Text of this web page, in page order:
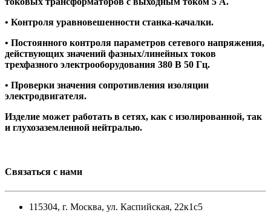
• Контроля уравновешенности станка-качалки.
• Постоянного контроля параметров сетевого напряжения,
действующих значений фазных/линейных токов
трехфазного электрооборудования 380 В 50 Гц.
• Проверки значения сопротивления изоляции
электродвигателя.
Изделие может работать в сетях, как с изолированной, так
и глухозаземленной нейтралью.
Связаться с нами
115304, г. Москва, ул. Каспийская, 22к1с5